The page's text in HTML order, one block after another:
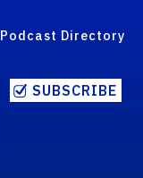
Podcast Directory
SUBSCRIBE